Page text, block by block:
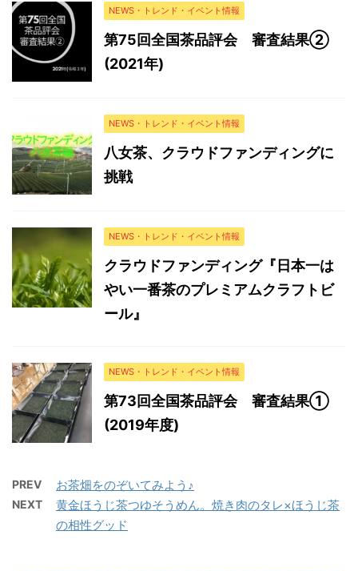
NEWS・トレンド・イベント情報
第75回全国茶品評会 審査結果②
(2021年)
NEWS・トレンド・イベント情報
八女茶、クラウドファンディングに
挑戦
NEWS・トレンド・イベント情報
クラウドファンディング『日本一は
やい一番茶のプレミアムクラフトビ
ール』
NEWS・トレンド・イベント情報
第73回全国茶品評会 審査結果①
(2019年度)
PREV お茶畑をのぞいてみよう♪
NEXT
黄金ほうじ茶つゆそうめん。焼き肉のタレ×ほうじ茶
の相性グッド